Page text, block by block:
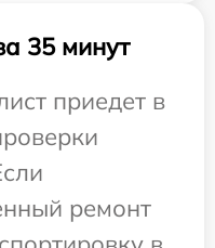
35 минут
приедет в
ремонт